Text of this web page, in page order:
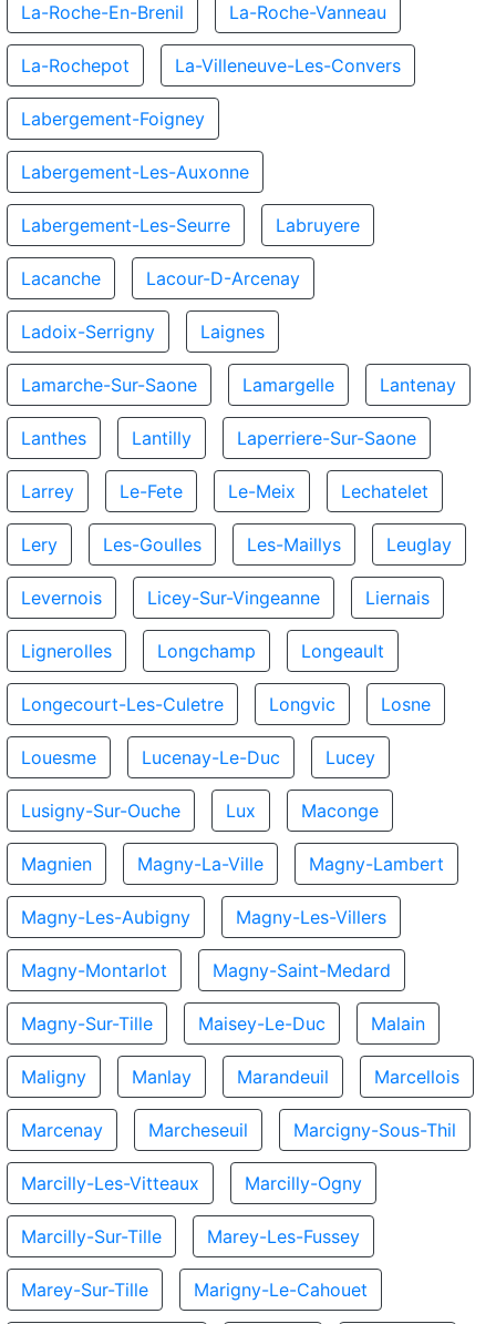
La-Roche-En-Brenil La-Roche-Vanneau
La-Rochepot La-Villeneuve-Les-Convers
Labergement-Foigney
Labergement-Les-Auxonne
Labergement-Les-Seurre Labruyere
Lacanche Lacour-D-Arcenay
Ladoix-Serrigny Laignes
Lamarche-Sur-Saone Lamargelle Lantenay
Lanthes Lantilly Laperriere-Sur-Saone
Larrey Le-Fete Le-Meix Lechatelet
Lery Les-Goulles Les-Maillys Leuglay
Levernois Licey-Sur-Vingeanne Liernais
Lignerolles Longchamp Longeault
Longecourt-Les-Culetre Longvic Losne
Louesme Lucenay-Le-Duc Lucey
Lusigny-Sur-Ouche Lux Maconge
Magnien Magny-La-Ville Magny-Lambert
Magny-Les-Aubigny Magny-Les-Villers
Magny-Montarlot Magny-Saint-Medard
Magny-Sur-Tille Maisey-Le-Duc Malain
Maligny Manlay Marandeuil Marcellois
Marcenay Marcheseuil Marcigny-Sous-Thil
Marcilly-Les-Vitteaux Marcilly-Ogny
Marcilly-Sur-Tille Marey-Les-Fussey
Marey-Sur-Tille Marigny-Le-Cahouet